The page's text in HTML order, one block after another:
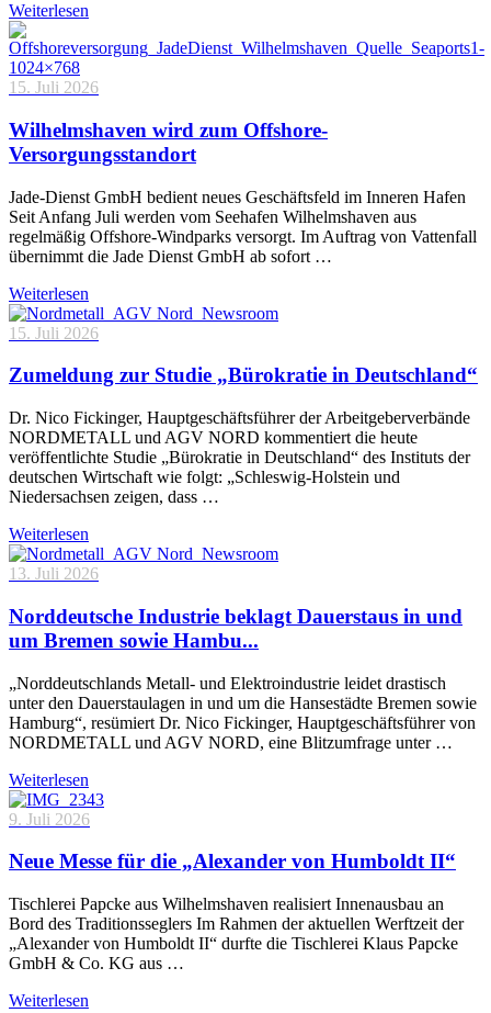
Weiterlesen
15. Juli 2026
Wilhelmshaven wird zum Offshore-
Versorgungsstandort
Jade-Dienst GmbH bedient neues Geschäftsfeld im Inneren Hafen
Seit Anfang Juli werden vom Seehafen Wilhelmshaven aus
regelmäßig Offshore-Windparks versorgt. Im Auftrag von Vattenfall
übernimmt die Jade Dienst GmbH ab sofort …
Weiterlesen
15. Juli 2026
Zumeldung zur Studie „Bürokratie in Deutschland“
Dr. Nico Fickinger, Hauptgeschäftsführer der Arbeitgeberverbände
NORDMETALL und AGV NORD kommentiert die heute
veröffentlichte Studie „Bürokratie in Deutschland“ des Instituts der
deutschen Wirtschaft wie folgt: „Schleswig-Holstein und
Niedersachsen zeigen, dass …
Weiterlesen
13. Juli 2026
Norddeutsche Industrie beklagt Dauerstaus in und
um Bremen sowie Hambu...
„Norddeutschlands Metall- und Elektroindustrie leidet drastisch
unter den Dauerstaulagen in und um die Hansestädte Bremen sowie
Hamburg“, resümiert Dr. Nico Fickinger, Hauptgeschäftsführer von
NORDMETALL und AGV NORD, eine Blitzumfrage unter …
Weiterlesen
9. Juli 2026
Neue Messe für die „Alexander von Humboldt II“
Tischlerei Papcke aus Wilhelmshaven realisiert Innenausbau an
Bord des Traditionsseglers Im Rahmen der aktuellen Werftzeit der
„Alexander von Humboldt II“ durfte die Tischlerei Klaus Papcke
GmbH & Co. KG aus …
Weiterlesen